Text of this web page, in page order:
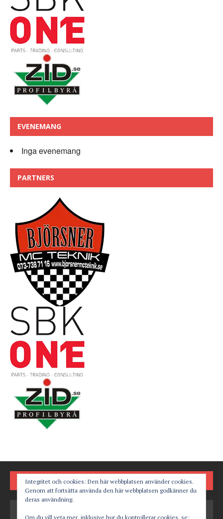
EVENEMANG
Inga evenemang
PARTNERS
FÖLJ OSS PÅ
Integritet och cookies: Den här webbplatsen använder cookies.
Genom att fortsätta använda den här webbplatsen godkänner du
deras användning.
Om du vill veta mer, inklusive hur du kontrollerar cookies, se: